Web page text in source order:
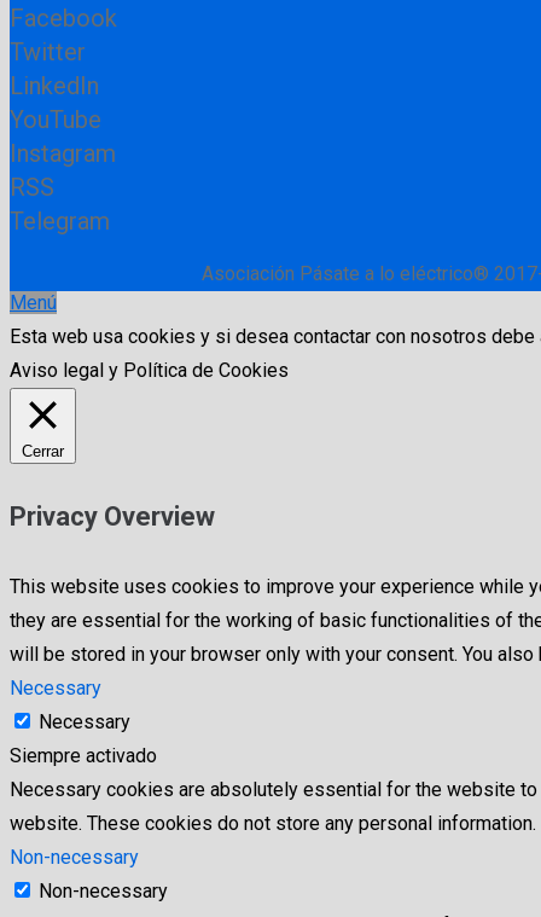
Facebook
Twitter
LinkedIn
YouTube
Instagram
RSS
Telegram
Asociación Pásate a lo eléctrico®
Menú
Esta web usa cookies y si desea contactar con nosotros
Aviso legal y Política de Cookies
Cerrar
Privacy Overview
This website uses cookies to improve your experience while
they are essential for the working of basic functionalities of
will be stored in your browser only with your consent. You
Necessary
Necessary
Siempre activado
Necessary cookies are absolutely essential for the website
website. These cookies do not store any personal information.
Non-necessary
Non-necessary